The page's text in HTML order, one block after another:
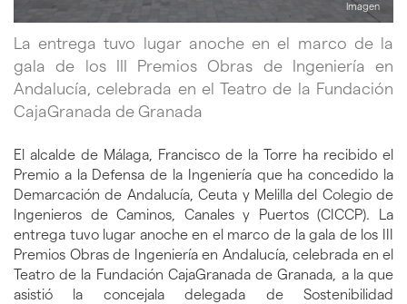
Imagen
La entrega tuvo lugar anoche en el marco de la
gala de los III Premios Obras de Ingeniería en
Andalucía, celebrada en el Teatro de la Fundación
CajaGranada de Granada
El alcalde de Málaga, Francisco de la Torre ha recibido el
Premio a la Defensa de la Ingeniería que ha concedido la
Demarcación de Andalucía, Ceuta y Melilla del Colegio de
Ingenieros de Caminos, Canales y Puertos (CICCP). La
entrega tuvo lugar anoche en el marco de la gala de los III
Premios Obras de Ingeniería en Andalucía, celebrada en el
Teatro de la Fundación CajaGranada de Granada, a la que
asistió la concejala delegada de Sostenibilidad